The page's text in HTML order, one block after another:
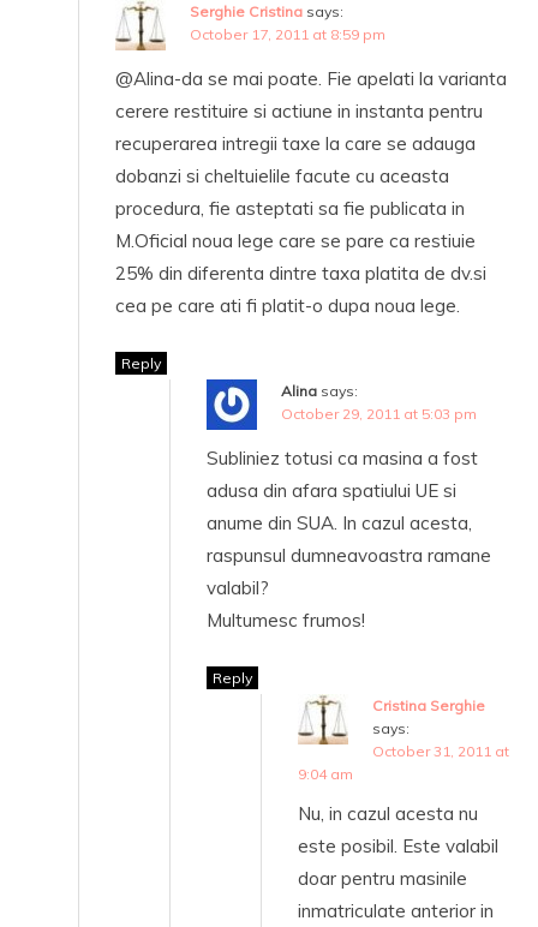
Serghie Cristina says:
October 17, 2011 at 8:59 pm
@Alina-da se mai poate. Fie apelati la varianta
cerere restituire si actiune in instanta pentru
recuperarea intregii taxe la care se adauga
dobanzi si cheltuielile facute cu aceasta
procedura, fie asteptati sa fie publicata in
M.Oficial noua lege care se pare ca restiuie
25% din diferenta dintre taxa platita de dv.si
cea pe care ati fi platit-o dupa noua lege.
Reply
Alina says:
October 29, 2011 at 5:03 pm
Subliniez totusi ca masina a fost
adusa din afara spatiului UE si
anume din SUA. In cazul acesta,
raspunsul dumneavoastra ramane
valabil?
Multumesc frumos!
Reply
Cristina Serghie
says:
October 31, 2011 at
9:04 am
Nu, in cazul acesta nu
este posibil. Este valabil
doar pentru masinile
inmatriculate anterior in